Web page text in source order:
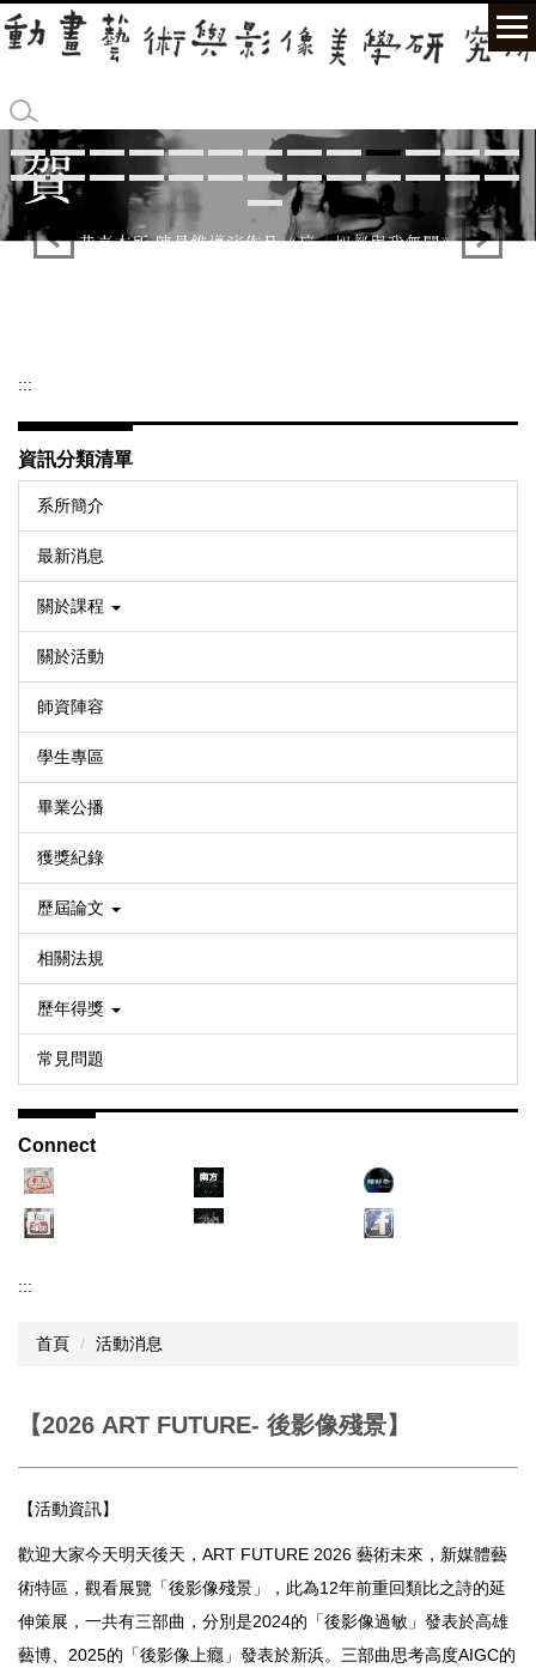
跳
到
內
容
區
:::
資訊分類清單
系所簡介
最新消息
關於課程
關於活動
師資陣容
學生專區
畢業公播
獲獎紀錄
歷屆論文
相關法規
歷年得獎
常見問題
Connect
:::
首頁 活動消息
【2026 ART FUTURE- 後影像殘景】
【活動資訊】
歡迎大家今天明天後天，ART FUTURE 2026 藝術未來，新媒體藝
術特區，觀看展覽「後影像殘景」，此為12年前重回類比之詩的延
伸策展，一共有三部曲，分別是2024的「後影像過敏」發表於高雄
藝博、2025的「後影像上癮」發表於新浜。三部曲思考高度AIGC的